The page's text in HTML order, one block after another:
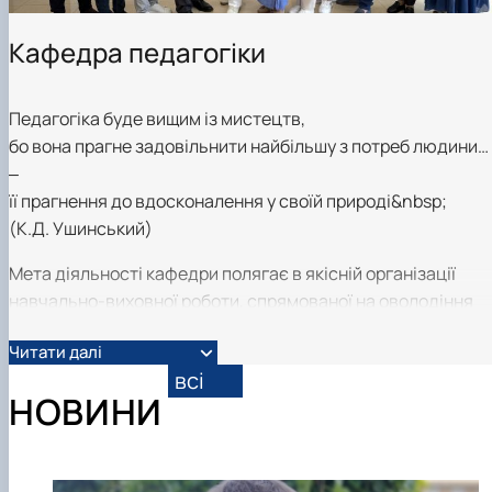
Кафедра педагогіки
Педагогіка буде вищим із мистецтв,
бо вона прагне задовільнити найбільшу з потреб людини…
‒
її прагнення до вдосконалення у своїй природі&nbsp;
(К.Д. Ушинський)
Мета діяльності кафедри полягає в якісній організації
навчально-виховної роботи, спрямованої на оволодіння
навичками, а також професійно- важливими якостями,
формування наукового світогляду, моральних і
цінностей, гармонійний розвиток особистості фахівця.
Читати далі
НОВИНИ
всі